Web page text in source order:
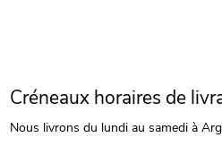
Créneaux horaires de
Nous livrons du lundi au samedi à